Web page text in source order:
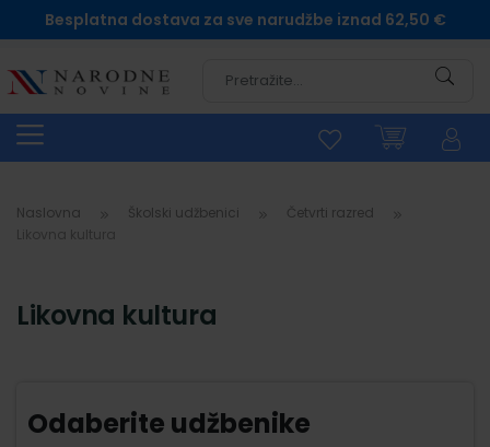
Besplatna dostava za sve narudžbe iznad 62,50 €
Naslovna Školski udžbenici
Četvrti razred
Likovna kultura
Odaberite udžbenike